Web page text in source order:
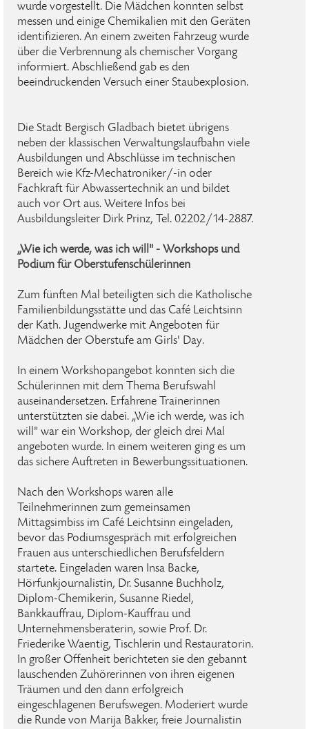
wurde vorgestellt. Die Mädchen konnten selbst
messen und einige Chemikalien mit den Geräten
identifizieren. An einem zweiten Fahrzeug wurde
über die Verbrennung als chemischer Vorgang
informiert. Abschließend gab es den
beeindruckenden Versuch einer Staubexplosion.
Die Stadt Bergisch Gladbach bietet übrigens
neben der klassischen Verwaltungslaufbahn viele
Ausbildungen und Abschlüsse im technischen
Bereich wie Kfz-Mechatroniker/-in oder
Fachkraft für Abwassertechnik an und bildet
auch vor Ort aus. Weitere Infos bei
Ausbildungsleiter Dirk Prinz, Tel. 02202/14-2887.
„Wie ich werde, was ich will" - Workshops und
Podium für Oberstufenschülerinnen
Zum fünften Mal beteiligten sich die Katholische
Familienbildungsstätte und das Café Leichtsinn
der Kath. Jugendwerke mit Angeboten für
Mädchen der Oberstufe am Girls' Day.
In einem Workshopangebot konnten sich die
Schülerinnen mit dem Thema Berufswahl
auseinandersetzen. Erfahrene Trainerinnen
unterstützten sie dabei. „Wie ich werde, was ich
will" war ein Workshop, der gleich drei Mal
angeboten wurde. In einem weiteren ging es um
das sichere Auftreten in Bewerbungssituationen.
Nach den Workshops waren alle
Teilnehmerinnen zum gemeinsamen
Mittagsimbiss im Café Leichtsinn eingeladen,
bevor das Podiumsgespräch mit erfolgreichen
Frauen aus unterschiedlichen Berufsfeldern
startete. Eingeladen waren Insa Backe,
Hörfunkjournalistin, Dr. Susanne Buchholz,
Diplom-Chemikerin, Susanne Riedel,
Bankkauffrau, Diplom-Kauffrau und
Unternehmensberaterin, sowie Prof. Dr.
Friederike Waentig, Tischlerin und Restauratorin.
In großer Offenheit berichteten sie den gebannt
lauschenden Zuhörerinnen von ihren eigenen
Träumen und den dann erfolgreich
eingeschlagenen Berufswegen. Moderiert wurde
die Runde von Marija Bakker, freie Journalistin